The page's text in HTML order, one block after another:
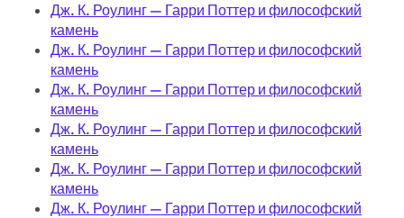
Дж. К. Роулинг — Гарри Поттер и философский
камень
Дж. К. Роулинг — Гарри Поттер и философский
камень
Дж. К. Роулинг — Гарри Поттер и философский
камень
Дж. К. Роулинг — Гарри Поттер и философский
камень
Дж. К. Роулинг — Гарри Поттер и философский
камень
Дж. К. Роулинг — Гарри Поттер и философский